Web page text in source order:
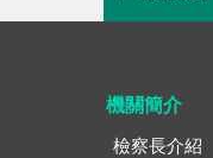
機關簡介
檢察長介紹